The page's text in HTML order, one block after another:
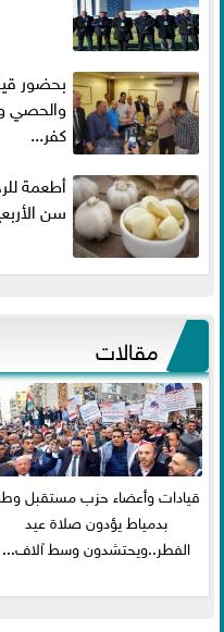
بحضور
والحصي
كفر...
أطعمة
سن
مقالات
قيادات وأعضاء حزب مستقبل
بدمياط يؤدون صلاة عيد
الفطر..ويحتشدون وسط آلاف...